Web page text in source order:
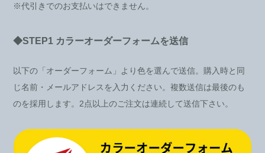
※代引きでのお支払いはできません。
◆STEP1 カラーオーダーフォームを送信
以下の「オーダーフォーム」より色を選んで送信。購入時と同
じ名前・メールアドレスを入力ください。複数送信は最後のも
のを採用します。2点以上のご注文は連続して送信下さい。